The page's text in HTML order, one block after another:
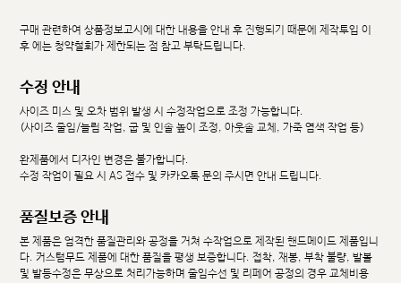
구매 관련하여 상품정보고시에 대한 내용을 안내 후 진행되기 때문에 제작투입 이
후 에는 청약철회가 제한되는 점 참고 부탁드립니다.
수정 안내
사이즈 미스 및 오차 범위 발생 시 수정작업으로 조정 가능합니다.
(사이즈 줄임/늘림 작업, 굽 및 인솔 높이 조정, 아웃솔 교체, 가죽 염색 작업 등)
완제품에서 디자인 변경은 불가합니다.
수정 작업이 필요 시 AS 접수 및 카카오톡 문의 주시면 안내 드립니다.
품질보증 안내
본 제품은 엄격한 품질관리와 공정을 거쳐 수작업으로 제작된 핸드메이드 제품입니
다. 커스텀무드 제품에 대한 품질을 평생 보증합니다. 접착, 재봉, 부착 불량, 발볼
및 발등수정은 무상으로 처리가능하며 줄임수선 및 리페어 공정의 경우 교체비용